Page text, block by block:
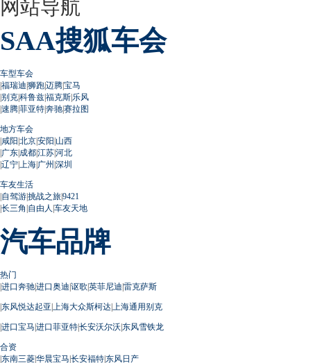
网站导航
SAA搜狐车会
车型车会
|福瑞迪|狮跑|迈腾|宝马
|别克|科鲁兹|福克斯|乐风
|速腾|菲亚特|奔驰|赛拉图
地方车会
|咸阳|北京|安阳|山西
|广东|成都|江苏|河北
|辽宁| 上海|广州 |深圳
车友生活
|自驾游|挑战之旅|9421
|长三角 |自由人 |车友天地
汽车品牌
热门
|进口奔驰|进口奥迪|讴歌|英菲尼迪|雷克萨斯
|东风悦达起亚| 上海大众斯柯达| 上海通用别克
|进口宝马|进口菲亚特|长安沃尔沃|东风雪铁龙
合资
|东南三菱|华晨宝马|长安福特|东风日产